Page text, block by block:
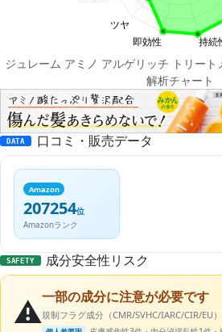
ジュレーム アミノ アルゲリッチ トリー
解析チャート
DATA 口コミ・販売データ
Amazon
207254位
Amazonランク
SAFETY 成分安全性リスク
⚠️一部の成分に注意が必要です
規制フラグ成分（CMR/SVHC/IARC/CIR/EU